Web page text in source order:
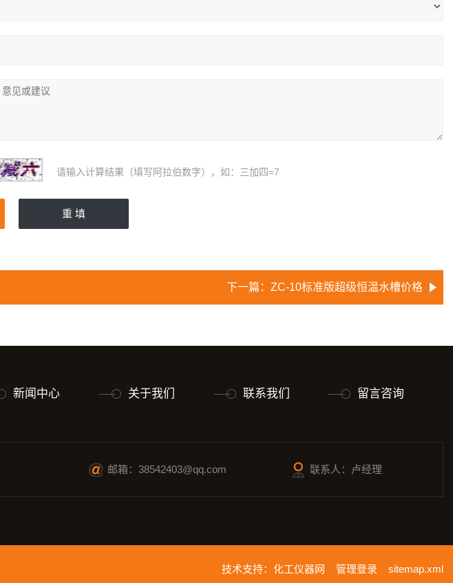
请输入计算结果（填写阿拉伯数字），如：三加四=7
下一篇： ZC-10标准版超级恒温水槽价格
新闻中心 关于我们 联系我们 留言咨询
邮箱：38542403@qq.com 联系人：卢经理
技术支持： 化工仪器网 管理登录 sitemap.xml